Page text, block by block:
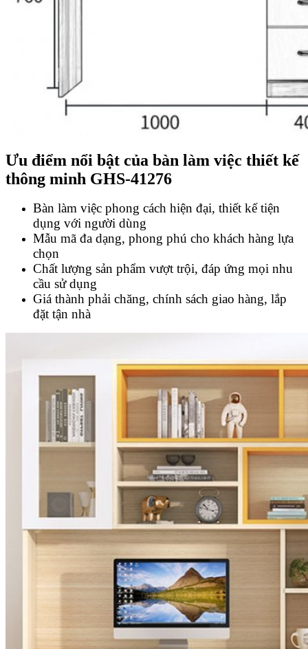
Ưu điểm nổi bật của bàn làm việc thiết kế
thông minh GHS-41276
Bàn làm việc phong cách hiện đại, thiết kế tiện
dụng với người dùng
Mẫu mã đa dạng, phong phú cho khách hàng lựa
chọn
Chất lượng sản phẩm vượt trội, đáp ứng mọi nhu
cầu sử dụng
Giá thành phải chăng, chính sách giao hàng, lắp
đặt tận nhà